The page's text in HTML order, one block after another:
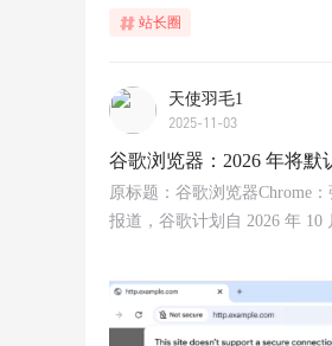
站长圈
天使羽毛1
2025-11-03
谷歌浏览器：2026 年将默
原标题：谷歌浏览器Chrome
报道，谷歌计划自 2026 年 10